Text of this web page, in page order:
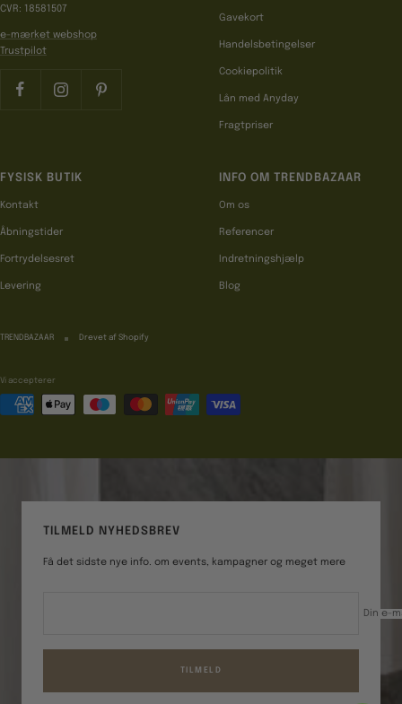
CVR: 18581507
e-mærket webshop
Trustpilot
Gavekort
Handelsbetingelser
Cookiepolitik
Lån med Anyday
Fragtpriser
FYSISK BUTIK
Kontakt
Åbningstider
Fortrydelsesret
Levering
INFO OM TRENDBAZAAR
Om os
Referencer
Indretningshjælp
Blog
TRENDBAZAAR Drevet af Shopify
Vi accepterer
TILMELD NYHEDSBREV
Få det sidste nye info. om events, kampagner og meget mere
Din e-
TILMELD